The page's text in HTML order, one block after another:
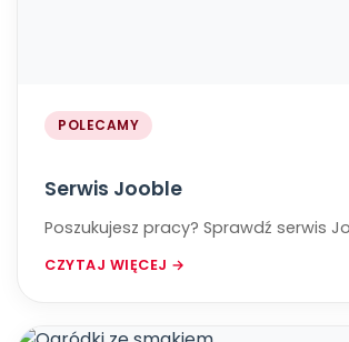
POLECAMY
​​​​​​​Serwis Jooble
Poszukujesz pracy? ​​​​​​​Sprawdź serwis
CZYTAJ WIĘCEJ →